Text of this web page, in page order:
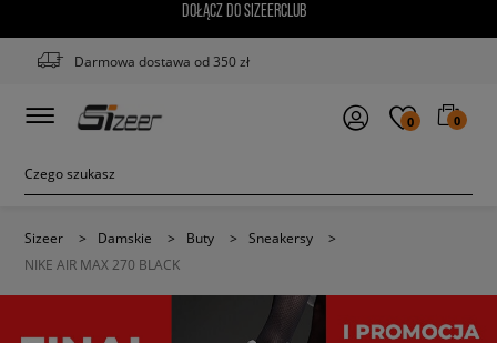
DOŁĄCZ DO SIZEERCLUB
Darmowa dostawa od 350 zł
0 0
Sizeer > Damskie > Buty > Sneakersy
>
NIKE AIR MAX 270 BLACK